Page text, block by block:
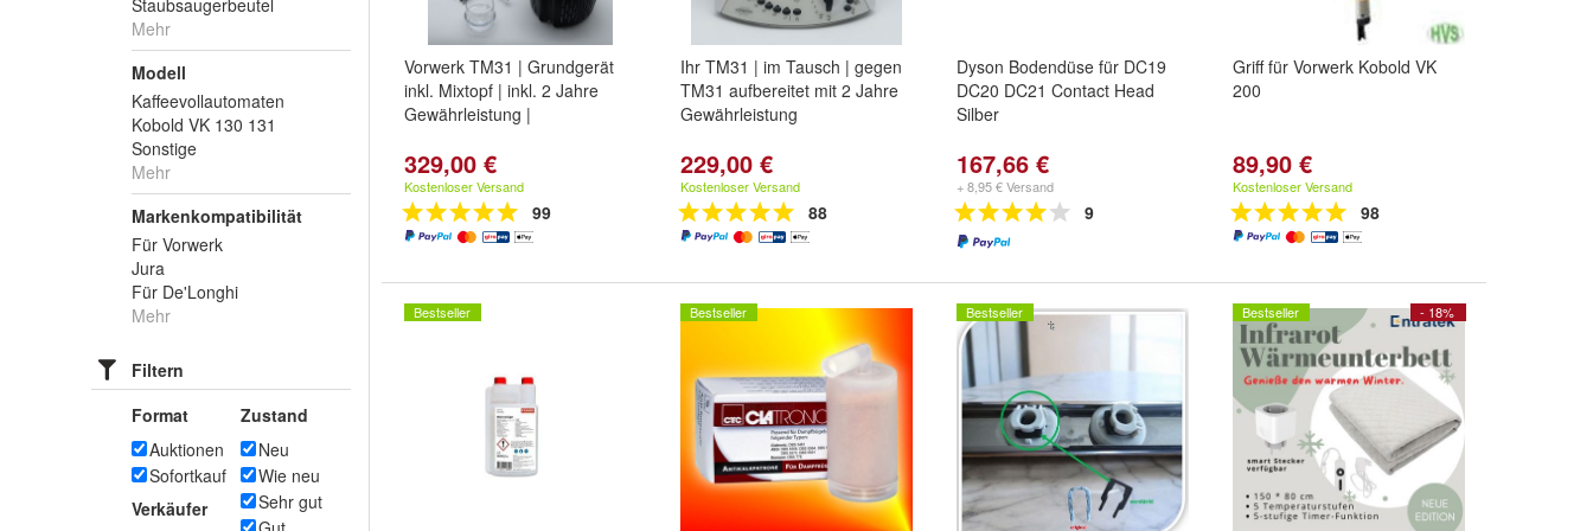
Staubsaugerbeutel
Mehr
Modell
Kaffeevollautomaten
Kobold VK 130 131
Sonstige
Mehr
Markenkompatibilität
Für Vorwerk
Jura
Für De'Longhi
Mehr
Filtern
Format
Auktionen
Sofortkauf
Verkäufer
Zustand
Neu
Wie neu
Sehr gut
Vorwerk TM31 | Grundgerät
inkl. Mixtopf | inkl. 2 Jahre
Gewährleistung |
329,00 €
Kostenloser Versand
99
Ihr TM31 | im Tausch | gegen
TM31 aufbereitet mit 2 Jahre
Gewährleistung
229,00 €
Kostenloser Versand
88
Dyson Bodendüse für DC19
DC20 DC21 Contact Head
Silber
167,66 €
+ 8,95 € Versand
9
Griff für Vorwerk Kobold VK
200
89,90 €
Kostenloser Versand
98
Bestseller Bestseller Bestseller - 18%
Bestseller